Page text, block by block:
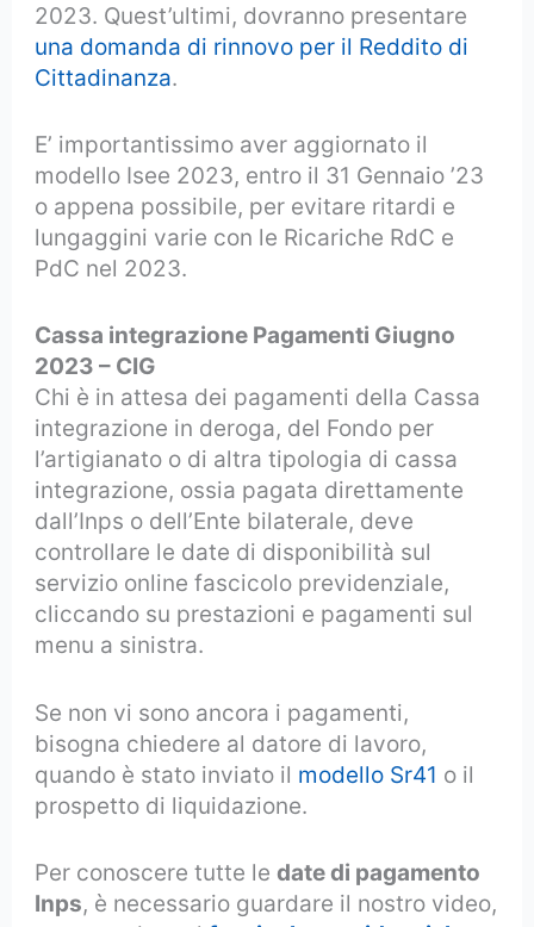
2023. Quest’ultimi, dovranno presentare
una domanda di rinnovo per il Reddito di
Cittadinanza.
E’ importantissimo aver aggiornato il
modello Isee 2023, entro il 31 Gennaio ’23
o appena possibile, per evitare ritardi e
lungaggini varie con le Ricariche RdC e
PdC nel 2023.
Cassa integrazione Pagamenti Giugno
2023 – CIG
Chi è in attesa dei pagamenti della Cassa
integrazione in deroga, del Fondo per
l’artigianato o di altra tipologia di cassa
integrazione, ossia pagata direttamente
dall’Inps o dell’Ente bilaterale, deve
controllare le date di disponibilità sul
servizio online fascicolo previdenziale,
cliccando su prestazioni e pagamenti sul
menu a sinistra.
Se non vi sono ancora i pagamenti,
bisogna chiedere al datore di lavoro,
quando è stato inviato il modello Sr41 o il
prospetto di liquidazione.
Per conoscere tutte ledate di pagamento
Inps, è necessario guardare il nostro video,